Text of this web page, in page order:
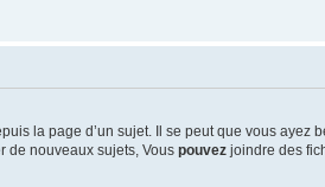
la page d’un sujet. Il se peut que vous ayez
de nouveaux sujets, Vous pouvez joindre des